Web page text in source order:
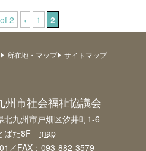
2 ‹ 1 2
所在地・マップ
サイトマップ
州市社会福祉協議会
九州市戸畑区汐井町1-6
ばた8F map
／FAX：093-882-3579